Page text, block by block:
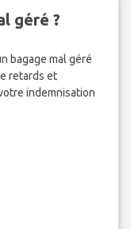
géré ?
bagage mal géré
retards et
indemnisation